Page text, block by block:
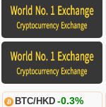
BTC/HKD -0.3%